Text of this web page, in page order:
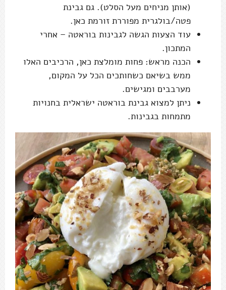
(אותן מניחים מעל הסלט). גם גבינת
פטה/בולגרית מפוררת זורמת כאן.
עוד הצעות הגשה לגבינות בוראטה – אחרי
המתכון.
הכנה מראש: פחות מומלצת כאן, הרכיבים האלו
ממש בשיאם כשחותכים הכל על המקום,
מערבבים ומגישים.
ניתן למצוא גבינת בוראטה ישראלית בחנויות
מתמחות בגבינות.